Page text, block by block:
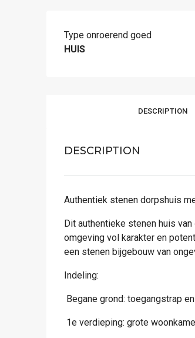
Type onroerend goed
HUIS
DESCRIPTION
DESCRIPTION
Authentiek stenen dorpshuis
Dit authentieke stenen huis
omgeving vol karakter en
een stenen bijgebouw van
Indeling:
 Begane grond: toegangstrap
 1e verdieping: grote